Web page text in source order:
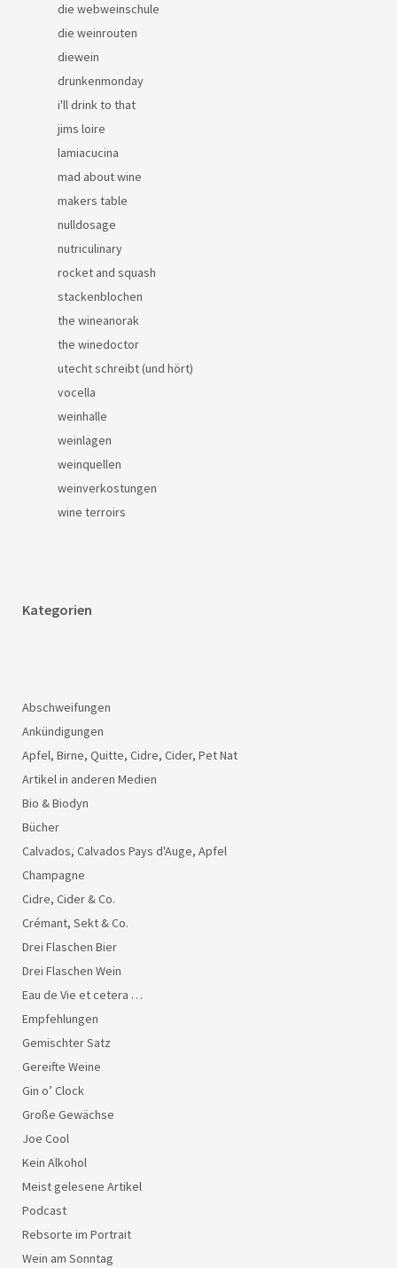
die webweinschule
die weinrouten
diewein
drunkenmonday
i'll drink to that
jims loire
lamiacucina
mad about wine
makers table
nulldosage
nutriculinary
rocket and squash
stackenblochen
the wineanorak
the winedoctor
utecht schreibt (und hört)
vocella
weinhalle
weinlagen
weinquellen
weinverkostungen
wine terroirs
Kategorien
Abschweifungen
Ankündigungen
Apfel, Birne, Quitte, Cidre, Cider, Pet Nat
Artikel in anderen Medien
Bio & Biodyn
Bücher
Calvados, Calvados Pays d'Auge, Apfel
Champagne
Cidre, Cider & Co.
Crémant, Sekt & Co.
Drei Flaschen Bier
Drei Flaschen Wein
Eau de Vie et cetera …
Empfehlungen
Gemischter Satz
Gereifte Weine
Gin o’ Clock
Große Gewächse
Joe Cool
Kein Alkohol
Meist gelesene Artikel
Podcast
Rebsorte im Portrait
Wein am Sonntag